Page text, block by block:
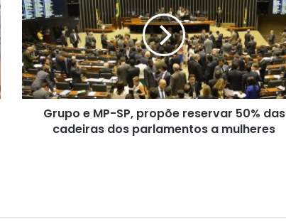
u
p
o
e
M
P
-
õ
Grupo e MP-SP, propõe reservar 50% das
cadeiras dos parlamentos a mulheres